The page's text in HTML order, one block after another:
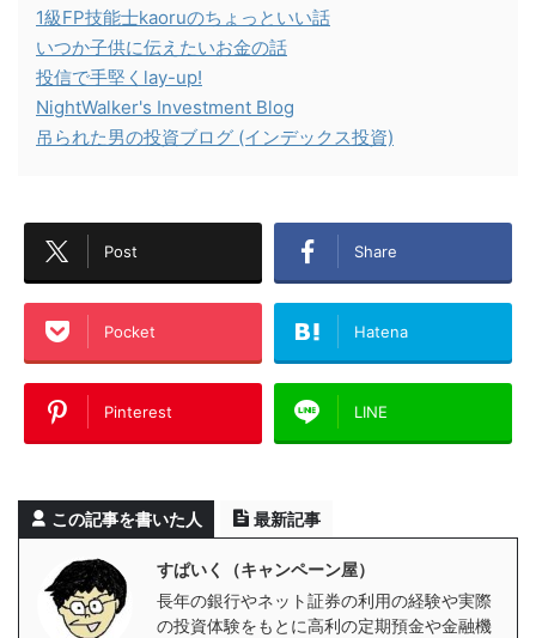
1級FP技能士kaoruのちょっといい話
いつか子供に伝えたいお金の話
投信で手堅くlay-up!
NightWalker's Investment Blog
吊られた男の投資ブログ (インデックス投資)
Post Share
Pocket Hatena
Pinterest LINE
この記事を書いた人 最新記事
すぱいく（キャンペーン屋）
長年の銀行やネット証券の利用の経験や実際
の投資体験をもとに高利の定期預金や金融機